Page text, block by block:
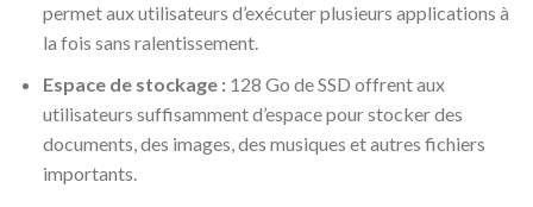
permet aux utilisateurs d’exécuter plusieurs applications à
la fois sans ralentissement.
Espace de stockage : 128 Go de SSD offrent aux
utilisateurs suffisamment d’espace pour stocker des
documents, des images, des musiques et autres fichiers
importants.